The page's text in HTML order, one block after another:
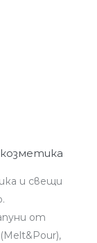
и свещи
от